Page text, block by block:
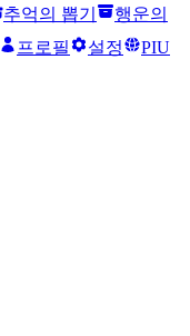
추억의 뽑기
행운의
프로필 설정
PIU